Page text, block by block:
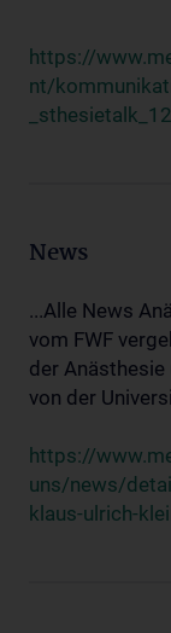
https://
nt/
News
...Alle News
vom FWF
der Anästhesie
von der
https://
uns/news/
klaus-ulrich-